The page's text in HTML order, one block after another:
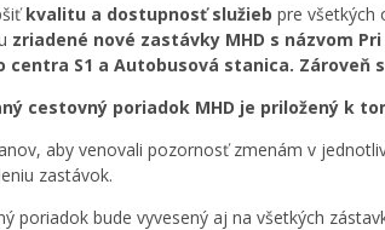
kvalitu a dostupnosť služieb pre všetkých
zriadené nové zastávky MHD s názvom
centra S1 a Autobusová stanica. Zároveň
cestovný poriadok MHD je priložený k
aby venovali pozornosť zmenám v
zastávok.
poriadok bude vyvesený aj na všetkých